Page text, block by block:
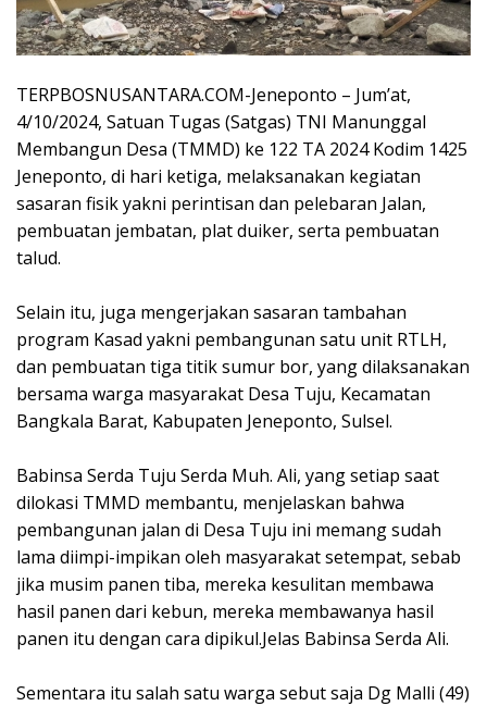
TERPBOSNUSANTARA.COM-Jeneponto – Jum’at,
4/10/2024, Satuan Tugas (Satgas) TNI Manunggal
Membangun Desa (TMMD) ke 122 TA 2024 Kodim 1425
Jeneponto, di hari ketiga, melaksanakan kegiatan
sasaran fisik yakni perintisan dan pelebaran Jalan,
pembuatan jembatan, plat duiker, serta pembuatan
talud.
Selain itu, juga mengerjakan sasaran tambahan
program Kasad yakni pembangunan satu unit RTLH,
dan pembuatan tiga titik sumur bor, yang dilaksanakan
bersama warga masyarakat Desa Tuju, Kecamatan
Bangkala Barat, Kabupaten Jeneponto, Sulsel.
Babinsa Serda Tuju Serda Muh. Ali, yang setiap saat
dilokasi TMMD membantu, menjelaskan bahwa
pembangunan jalan di Desa Tuju ini memang sudah
lama diimpi-impikan oleh masyarakat setempat, sebab
jika musim panen tiba, mereka kesulitan membawa
hasil panen dari kebun, mereka membawanya hasil
panen itu dengan cara dipikul.Jelas Babinsa Serda Ali.
Sementara itu salah satu warga sebut saja Dg Malli (49)